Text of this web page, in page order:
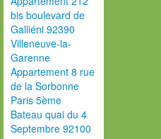
bis boulevard de
Galliéni 92390
Villeneuve-la-
Garenne
Appartement 8 rue
de la Sorbonne
Paris 5ème
Bateau quai du 4
Septembre 92100